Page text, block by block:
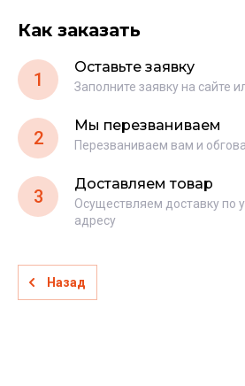
Как заказать
1
Оставьте заявку
Заполните заявку на сайте
2
Мы перезваниваем
Перезваниваем вам и
3
Доставляем товар
Осуществляем доставку по
адресу
Назад